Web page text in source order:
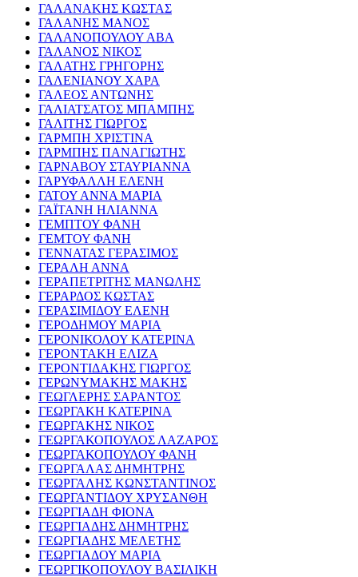
ΓΑΛΑΝΑΚΗΣ ΚΩΣΤΑΣ
ΓΑΛΑΝΗΣ ΜΑΝΟΣ
ΓΑΛΑΝΟΠΟΥΛΟΥ ΑΒΑ
ΓΑΛΑΝΟΣ ΝΙΚΟΣ
ΓΑΛΑΤΗΣ ΓΡΗΓΟΡΗΣ
ΓΑΛΕΝΙΑΝΟΥ ΧΑΡΑ
ΓΑΛΕΟΣ ΑΝΤΩΝΗΣ
ΓΑΛΙΑΤΣΑΤΟΣ ΜΠΑΜΠΗΣ
ΓΑΛΙΤΗΣ ΓΙΩΡΓΟΣ
ΓΑΡΜΠΗ ΧΡΙΣΤΙΝΑ
ΓΑΡΜΠΗΣ ΠΑΝΑΓΙΩΤΗΣ
ΓΑΡΝΑΒΟΥ ΣΤΑΥΡΙΑΝΝΑ
ΓΑΡΥΦΑΛΛΗ ΕΛΕΝΗ
ΓΑΤΟΥ ΑΝΝΑ ΜΑΡΙΑ
ΓΑΪΤΑΝΗ ΗΛΙΑΝΝΑ
ΓΕΜΠΤΟΥ ΦΑΝΗ
ΓΕΜΤΟΥ ΦΑΝΗ
ΓΕΝΝΑΤΑΣ ΓΕΡΑΣΙΜΟΣ
ΓΕΡΑΛΗ ΑΝΝΑ
ΓΕΡΑΠΕΤΡΙΤΗΣ ΜΑΝΩΛΗΣ
ΓΕΡΑΡΔΟΣ ΚΩΣΤΑΣ
ΓΕΡΑΣΙΜΙΔΟΥ ΕΛΕΝΗ
ΓΕΡΟΔΗΜΟΥ ΜΑΡΙΑ
ΓΕΡΟΝΙΚΟΛΟΥ ΚΑΤΕΡΙΝΑ
ΓΕΡΟΝΤΑΚΗ ΕΛΙΖΑ
ΓΕΡΟΝΤΙΔΑΚΗΣ ΓΙΩΡΓΟΣ
ΓΕΡΩΝΥΜΑΚΗΣ ΜΑΚΗΣ
ΓΕΩΓΛΕΡΗΣ ΣΑΡΑΝΤΟΣ
ΓΕΩΡΓΑΚΗ ΚΑΤΕΡΙΝΑ
ΓΕΩΡΓΑΚΗΣ ΝΙΚΟΣ
ΓΕΩΡΓΑΚΟΠΟΥΛΟΣ ΛΑΖΑΡΟΣ
ΓΕΩΡΓΑΚΟΠΟΥΛΟΥ ΦΑΝΗ
ΓΕΩΡΓΑΛΑΣ ΔΗΜΗΤΡΗΣ
ΓΕΩΡΓΑΛΗΣ ΚΩΝΣΤΑΝΤΙΝΟΣ
ΓΕΩΡΓΑΝΤΙΔΟΥ ΧΡΥΣΑΝΘΗ
ΓΕΩΡΓΙΑΔΗ ΦΙΟΝΑ
ΓΕΩΡΓΙΑΔΗΣ ΔΗΜΗΤΡΗΣ
ΓΕΩΡΓΙΑΔΗΣ ΜΕΛΕΤΗΣ
ΓΕΩΡΓΙΑΔΟΥ ΜΑΡΙΑ
ΓΕΩΡΓΙΚΟΠΟΥΛΟΥ ΒΑΣΙΛΙΚΗ